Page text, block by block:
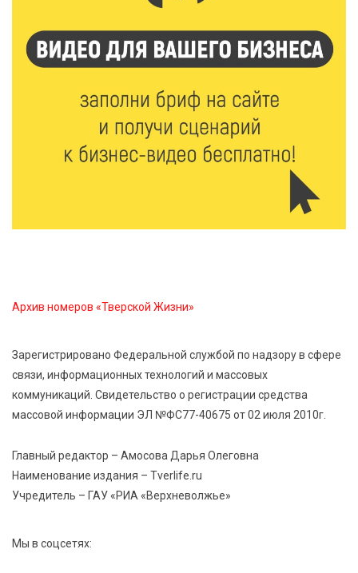
7 Авг 2026 17:02 360
Названы первые победители программы «Земский
работник культуры» в Тверской области
Без прав и лицензий: итоги проверки таксистов в
Твери
Сладкая программа в Твери: дегустация мёда и
Открыт набор на программу амбассадоров для
7 Авг 2026 15:37 276
Жителям Тверской области напомнили об
опасности домашних заготовок
7 Авг 2026 15:32 352
Золотой век “Горьковки”: как А. М. Кузнецова
изменила библиотечную жизнь Верхневолжья
Архив номеров «Тверской Жизни»
Зарегистрировано Федеральной службой по надзору в сфере
связи, информационных технологий и массовых
коммуникаций. Свидетельство о регистрации средства
массовой информации ЭЛ №ФС77-40675 от 02 июля 2010г.
Главный редактор – Амосова Дарья Олеговна
Наименование издания – Tverlife.ru
Учредитель – ГАУ «РИА «Верхневолжье»
Мы в соцсетях: